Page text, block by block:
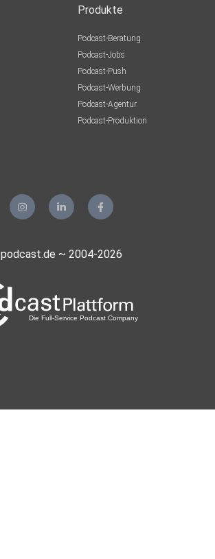
Produkte
Podcast-Beratung
Podcast-Jobs
Podcast-Push
Podcast-Werbung
Podcast-Agentur
Podcast-Produktion
podcast.de ~ 2004-2026